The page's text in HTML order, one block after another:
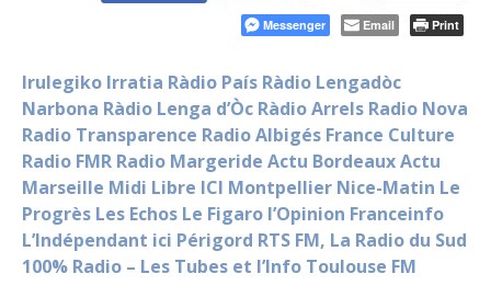
Messenger Email Print
Irulegiko Irratia Ràdio País Ràdio Lengadòc
Narbona Ràdio Lenga d’Òc Ràdio Arrels Radio Nova
Radio Transparence Radio Albigés France Culture
Radio FMR Radio Margeride Actu BordeauxActu
Marseille Midi Libre ICI Montpellier Nice-Matin Le
Progrès Les Echos Le Figaro l’Opinion Franceinfo
L’Indépendant ici Périgord RTS FM, La Radio du Sud
100% Radio – Les Tubes et l’Info Toulouse FM